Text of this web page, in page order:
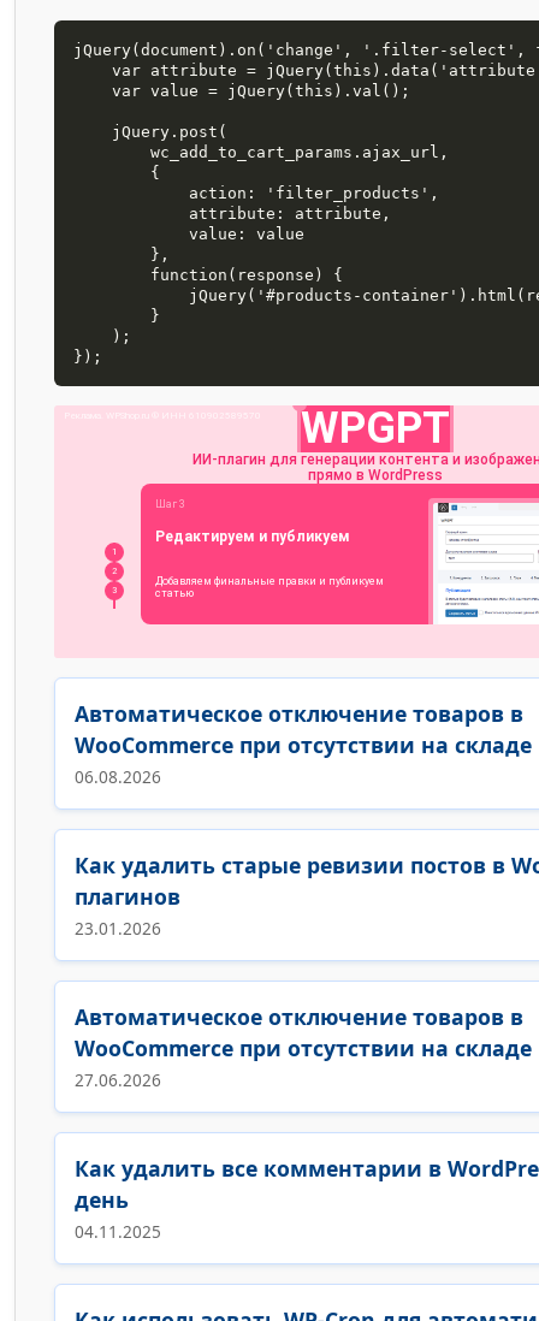
jQuery(document).on('change', '.filter-select',
});
Автоматическое отключение товаров в
WooCommerce при отсутствии на складе
06.08.2026
Как удалить старые ревизии постов в
плагинов
23.01.2026
Автоматическое отключение товаров в
WooCommerce при отсутствии на складе
27.06.2026
Как удалить все комментарии в
день
04.11.2025